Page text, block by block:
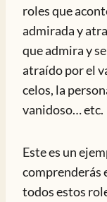
roles que
admirada y
que admira y
atraído por el
celos, la
vanidoso… etc.
Este es un
comprenderás
todos estos